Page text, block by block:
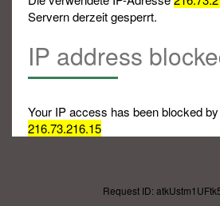
Servern derzeit gesperrt.
IP address
Your IP access has been blocked
216.73.216.15
Request ID: